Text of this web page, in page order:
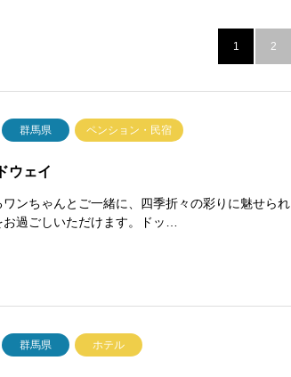
1 2
群馬県 ペンション・民宿
ウェイ
ンちゃんとご一緒に、四季折々の彩りに魅せられ
過ごしいただけます。ドッ…
群馬県 ホテル